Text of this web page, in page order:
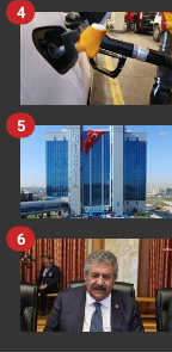
4
5
6